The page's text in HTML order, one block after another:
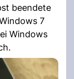
beendete
7
Windows